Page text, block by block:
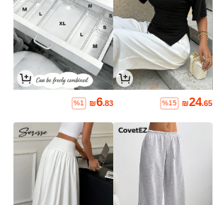
₪24.65
%15
₪6.83
%1